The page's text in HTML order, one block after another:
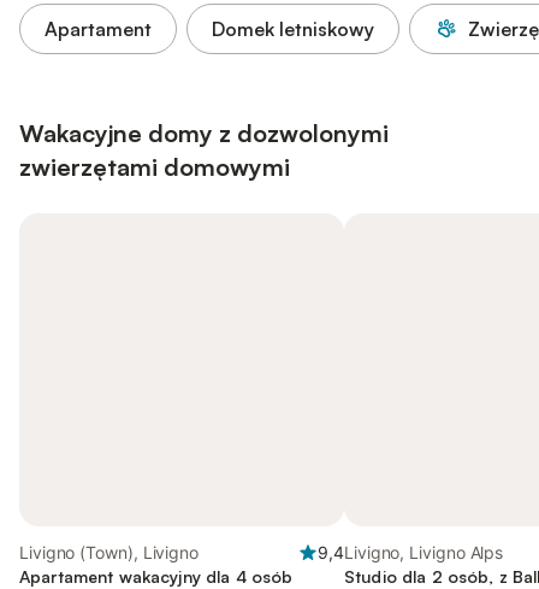
Apartament Domek letniskowy
Wakacyjne domy z dozwolonymi
zwierzętami domowymi
Livigno (Town), Livigno
9,4
Apartament wakacyjny dla 4 osób
Livigno, Livigno Alps
Studio dla 2 osób, z